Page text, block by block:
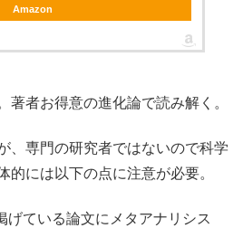
Amazon
著者お得意の進化論で読み解く。
、専門の研究者ではないので科学
的には以下の点に注意が必要。
げている論文にメタアナリシス